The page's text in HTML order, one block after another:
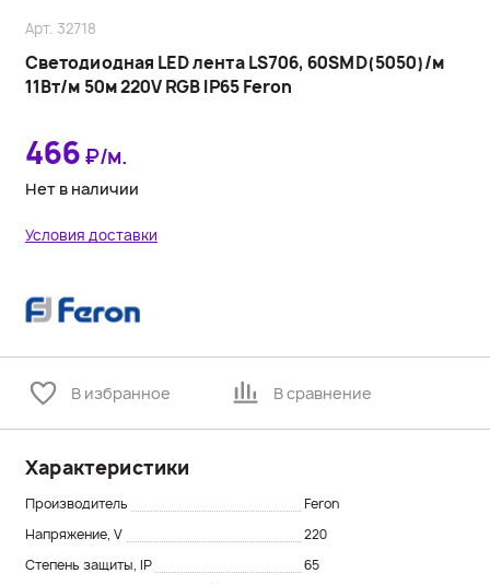
Cветодиодная LED лента LS706, 60SMD(5050)/м
11Вт/м 50м 220V RGB IP65 Feron
Арт. 32718
В избранное В сравнение
466₽/м.
Нет в наличии
Условия доставки
Характеристики
Производитель
Feron
Напряжение, V
220
Степень защиты, IP
65